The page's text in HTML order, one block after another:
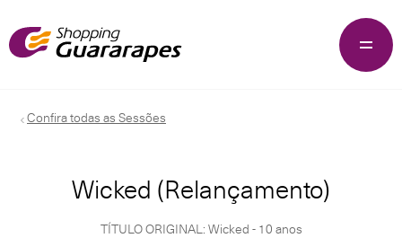
Confira todas as Sessões
Wicked (Relançamento)
TÍTULO ORIGINAL: Wicked - 10 anos